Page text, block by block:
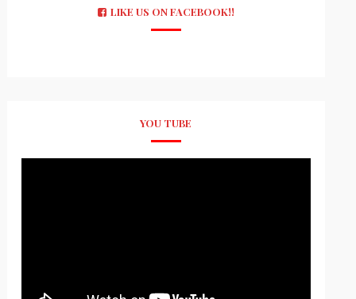
LIKE US ON FACEBOOK!!
YOU TUBE